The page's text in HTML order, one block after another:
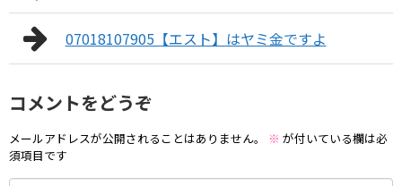
07018107905【エスト】はヤミ金ですよ
コメントをどうぞ
メールアドレスが公開されることはありません。 ※ が付いている欄は必
須項目です